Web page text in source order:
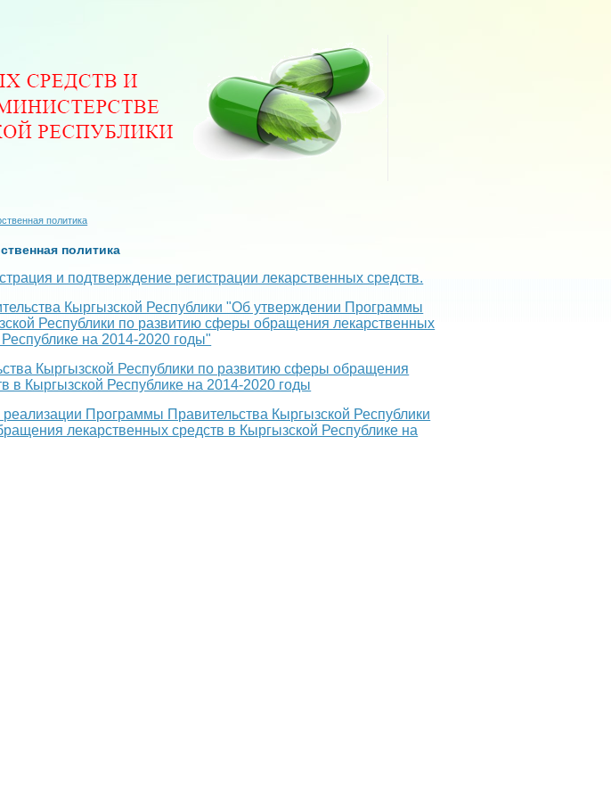
политика
политика
и подтверждение регистрации лекарственных средств.
Кыргызской Республики "Об утверждении Программы
Республики по развитию сферы обращения лекарственных
на 2014-2020 годы"
Кыргызской Республики по развитию сферы обращения
в Кыргызской Республике на 2014-2020 годы
Программы Правительства Кыргызской Республики
лекарственных средств в Кыргызской Республике на